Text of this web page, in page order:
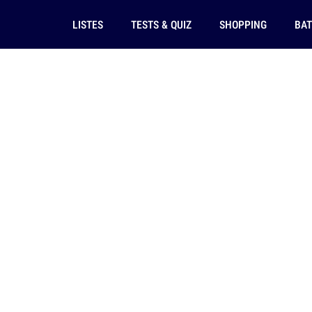
LISTES TESTS & QUIZ SHOPPING